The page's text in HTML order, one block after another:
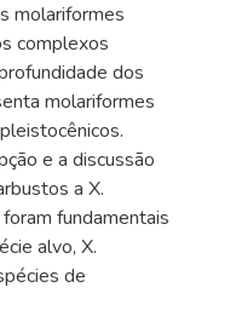
molariformes
complexos
dos
molariformes
e a discussão
a X.
fundamentais
alvo, X.
de